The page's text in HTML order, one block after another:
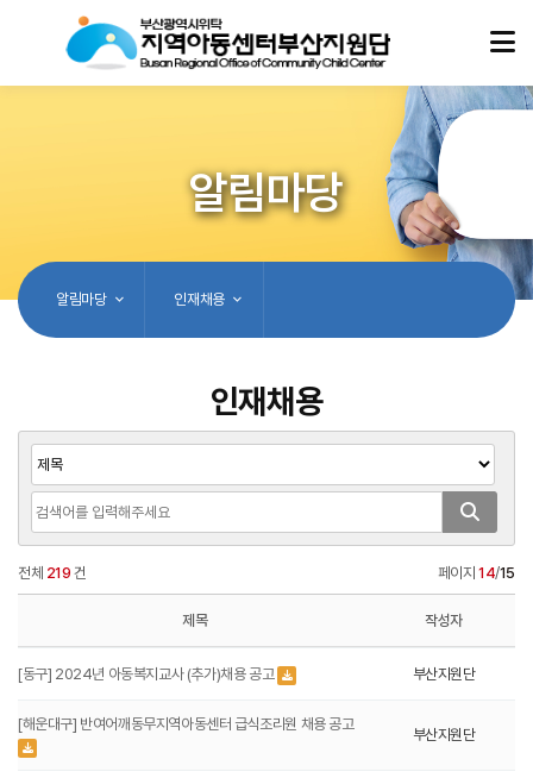
알림마당
알림마당 인재채용
인재채용
전체 219 건 페이지 14/15
제목 작성자
[동구] 2024년 아동복지교사 (추가)채용 공고 부산지원단
[해운대구] 반여어깨동무지역아동센터 급식조리원 채용 공고
부산지원단